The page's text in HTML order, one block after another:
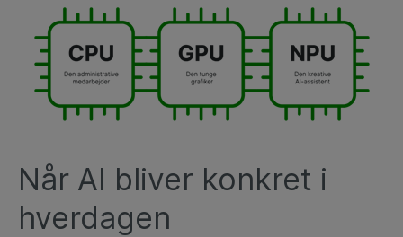
Når AI bliver konkret i
hverdagen